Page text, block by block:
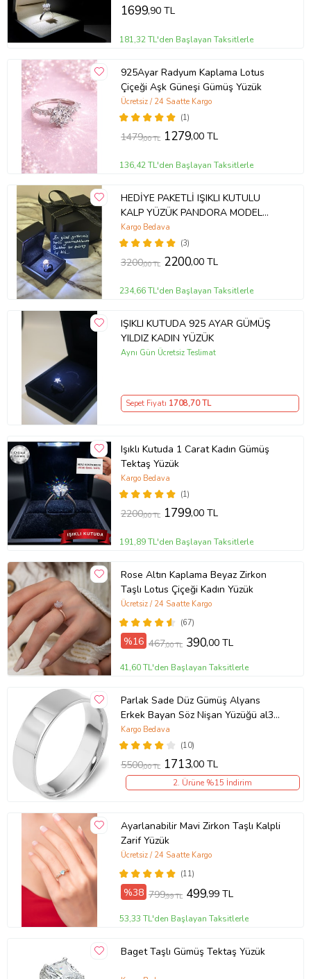
1699,90 TL
181,32 TL'den Başlayan Taksitlerle
925Ayar Radyum Kaplama Lotus
Çiçeği Aşk Güneşi Gümüş Yüzük
(1)
Ücretsiz / 24 Saatte Kargo
1479,00 TL 1279,00 TL
136,42 TL'den Başlayan Taksitlerle
HEDİYE PAKETLİ IŞIKLI KUTULU
KALP YÜZÜK PANDORA MODEL
YÜZÜK
(3)
Kargo Bedava
3200,00 TL 2200,00 TL
234,66 TL'den Başlayan Taksitlerle
IŞIKLI KUTUDA 925 AYAR GÜMÜŞ
YILDIZ KADIN YÜZÜK
Aynı Gün Ücretsiz Teslimat
Sepet Fiyatı 1708,70 TL
Işıklı Kutuda 1 Carat Kadın Gümüş
Tektaş Yüzük
(1)
Kargo Bedava
2200,00 TL 1799,00 TL
191,89 TL'den Başlayan Taksitlerle
Rose Altın Kaplama Beyaz Zirkon
Taşlı Lotus Çiçeği Kadın Yüzük
(67)
Ücretsiz / 24 Saatte Kargo
%16 467,00 TL 390,00 TL
41,60 TL'den Başlayan Taksitlerle
Parlak Sade Düz Gümüş Alyans
Erkek Bayan Söz Nişan Yüzüğü al38-
2
(10)
Kargo Bedava
5500,00 TL 1713,00 TL
2. Ürüne %15 İndirim
Ayarlanabilir Mavi Zirkon Taşlı Kalpli
Zarif Yüzük
(11)
Ücretsiz / 24 Saatte Kargo
%38 799,99 TL 499,99 TL
53,33 TL'den Başlayan Taksitlerle
Baget Taşlı Gümüş Tektaş Yüzük